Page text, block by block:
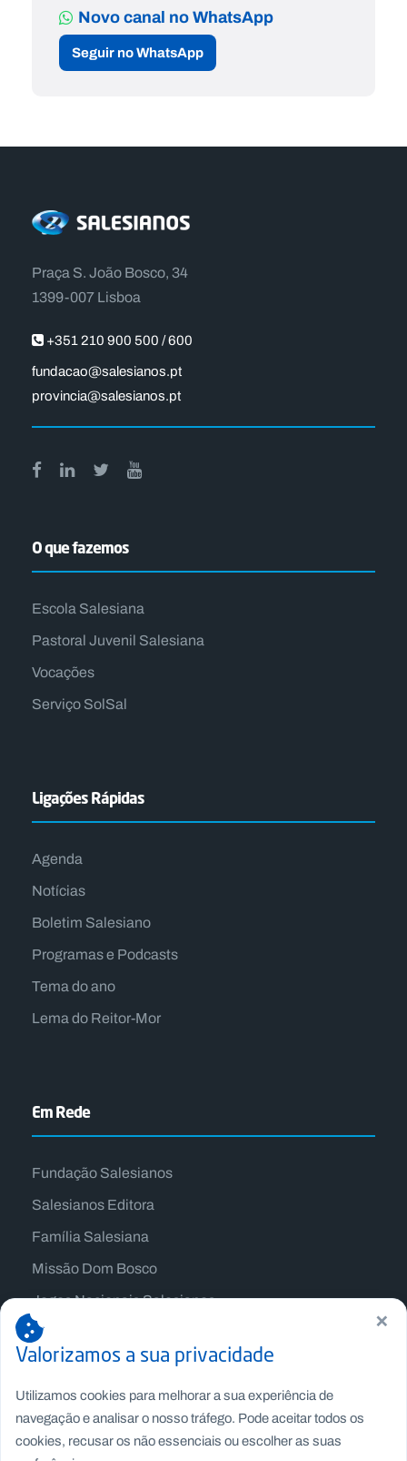
Novo canal no WhatsApp
Seguir no WhatsApp
Praça S. João Bosco, 34
1399-007 Lisboa
+351 210 900 500 / 600
fundacao@salesianos.pt
provincia@salesianos.pt
O que fazemos
Escola Salesiana
Pastoral Juvenil Salesiana
Vocações
Serviço SolSal
Ligações Rápidas
Agenda
Notícias
Boletim Salesiano
Programas e Podcasts
Tema do ano
Lema do Reitor-Mor
Em Rede
Fundação Salesianos
Salesianos Editora
Família Salesiana
Missão Dom Bosco
Jogos Nacionais Salesianos
×
Valorizamos a sua privacidade
Utilizamos cookies para melhorar a sua experiência de
navegação e analisar o nosso tráfego. Pode aceitar todos os
cookies, recusar os não essenciais ou escolher as suas